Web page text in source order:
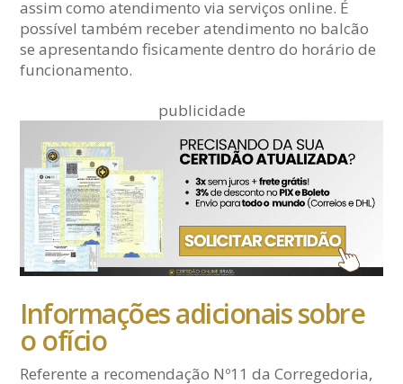
assim como atendimento via serviços online. É
possível também receber atendimento no balcão
se apresentando fisicamente dentro do horário de
funcionamento.
publicidade
Informações adicionais sobre
o ofício
Referente a recomendação Nº11 da Corregedoria,